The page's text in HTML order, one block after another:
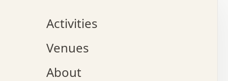
.   .   .   .   .   .   .   .   x   .   .   .   .
o   .   .   .   .   .   .   .   .   x   .   .   .
.   .   .   :   .   .   .   x   .   .   .   :   .
.   .   .   +   .   .   .   .   .   .   .   .   x
.   .   x   .   .   .   .   .   .   :   .   .   .
Activities
Venues
About